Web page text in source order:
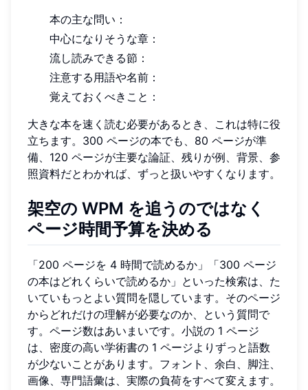
本の主な問い：
中心になりそうな章：
流し読みできる節：
注意する用語や名前：
覚えておくべきこと：
大きな本を速く読む必要があるとき、これは特に役
立ちます。300 ページの本でも、80 ページが準
備、120 ページが主要な論証、残りが例、背景、参
照資料だとわかれば、ずっと扱いやすくなります。
架空の WPM を追うのではなく
ページ時間予算を決める
「200 ページを 4 時間で読めるか」「300 ページ
の本はどれくらいで読めるか」といった検索は、た
いていもっとよい質問を隠しています。そのページ
からどれだけの理解が必要なのか、という質問で
す。ページ数はあいまいです。小説の 1 ページ
は、密度の高い学術書の 1 ページよりずっと語数
が少ないことがあります。フォント、余白、脚注、
画像、専門語彙は、実際の負荷をすべて変えます。